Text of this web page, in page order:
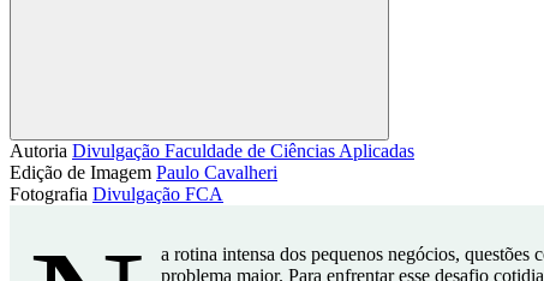
Compartilhar
Autoria Divulgação Faculdade de Ciências Aplicadas
Edição de Imagem Paulo Cavalheri
Fotografia Divulgação FCA
a rotina intensa dos pequenos negócios,
problema maior. Para enfrentar esse desafio